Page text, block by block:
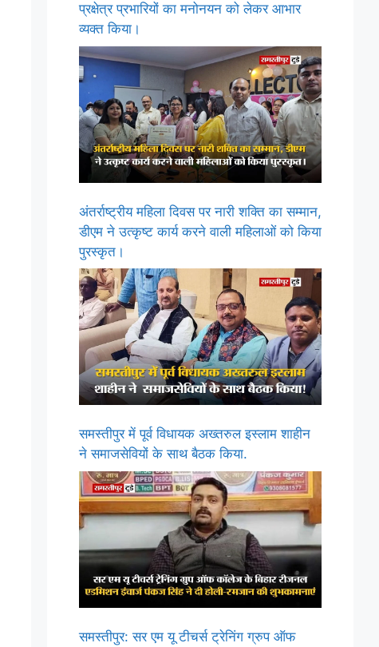
प्रक्षेत्र प्रभारियों का मनोनयन को लेकर आभार
व्यक्त किया।
अंतर्राष्ट्रीय महिला दिवस पर नारी शक्ति का सम्मान,
डीएम ने उत्कृष्ट कार्य करने वाली महिलाओं को किया
पुरस्कृत।
समस्तीपुर में पूर्व विधायक अख्तरुल इस्लाम शाहीन
ने समाजसेवियों के साथ बैठक किया.
समस्तीपुर: सर एम यू टीचर्स ट्रेनिंग ग्रुप ऑफ